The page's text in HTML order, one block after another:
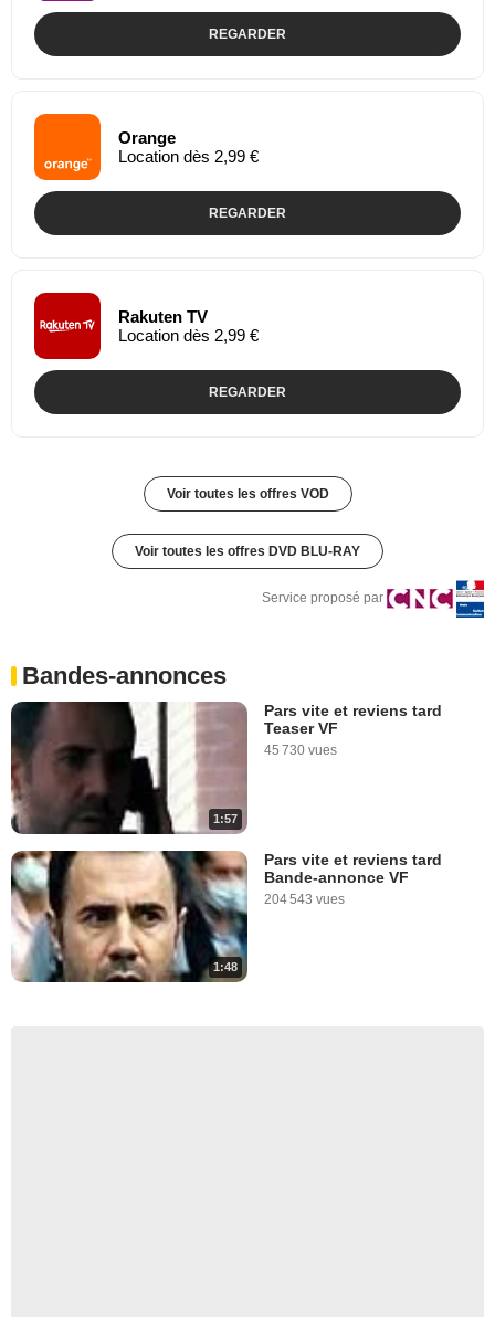
REGARDER
Orange
Location dès 2,99 €
REGARDER
Rakuten TV
Location dès 2,99 €
REGARDER
Voir toutes les offres VOD
Voir toutes les offres DVD BLU-RAY
Service proposé par
Bandes-annonces
1:57
Pars vite et reviens tard
Teaser VF
45 730 vues
1:48
Pars vite et reviens tard
Bande-annonce VF
204 543 vues